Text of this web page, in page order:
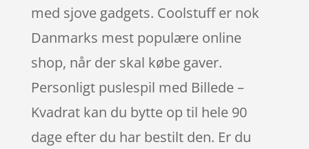
med sjove gadgets. Coolstuff er nok
Danmarks mest populære online
shop, når der skal købe gaver.
Personligt puslespil med Billede –
Kvadrat kan du bytte op til hele 90
dage efter du har bestilt den. Er du